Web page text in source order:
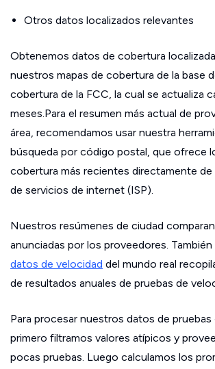
Otros datos localizados relevantes
Obtenemos datos de cobertura
nuestros mapas de cobertura de la base
cobertura de la FCC, la cual se actualiza
meses.Para el resumen más actual de
área, recomendamos usar nuestra
búsqueda por código postal, que ofrece
cobertura más recientes directamente
de servicios de internet (ISP).
Nuestros resúmenes de ciudad
anunciadas por los proveedores.
datos de velocidad del mundo real
de resultados anuales de pruebas de
Para procesar nuestros datos de pruebas
primero filtramos valores atípicos y
pocas pruebas. Luego calculamos los